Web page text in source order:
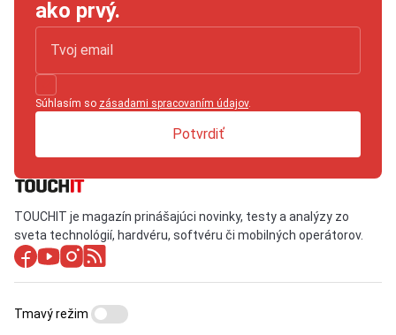
ako prvý.
Súhlasím so zásadami spracovaním údajov.
Potvrdiť
TOUCHIT je magazín prinášajúci novinky, testy a analýzy zo
sveta technológií, hardvéru, softvéru či mobilných operátorov.
Tmavý režim